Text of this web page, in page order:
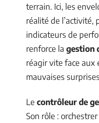
terrain. Ici, les
réalité de l’activité,
indicateurs de
renforce la gestion
réagir vite face aux
mauvaises
Le contrôleur de
Son rôle : orchestrer